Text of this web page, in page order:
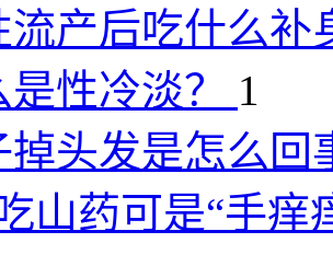
产后吃什么补
性冷淡？ 1
掉头发是怎么回
山药可是“手痒